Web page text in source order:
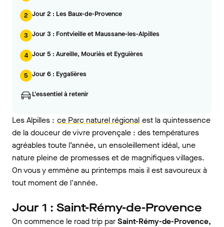
2 Jour 2 : Les Baux-de-Provence
3 Jour 3 : Fontvieille et Maussane-les-Alpilles
4 Jour 5 : Aureille, Mouriès et Eyguières
5 Jour 6 : Eygalières
L'essentiel à retenir
Les Alpilles : ce Parc naturel régional est la quintessence
de la douceur de vivre provençale : des températures
agréables toute l’année, un ensoleillement idéal, une
nature pleine de promesses et de magnifiques villages.
On vous y emmène au printemps mais il est savoureux à
tout moment de l'année.
Jour 1 : Saint-Rémy-de-Provence
On commence le road trip parSaint-Rémy-de-Provence,